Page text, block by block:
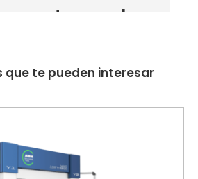
que te pueden interesar